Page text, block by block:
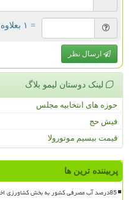
= ۱ بعلاوه ۱
ارسال نظر
لینک دوستان لیمو بلاگ
حوزه های انتخابیه مجلس
فیش حج
قیمت بیسیم موتورولا
پربیننده ترین ها
85درصد آب مصرفی کشور به بخش کشاورزی اختصاص دارد، آن هم با قیمت خیلی پایین